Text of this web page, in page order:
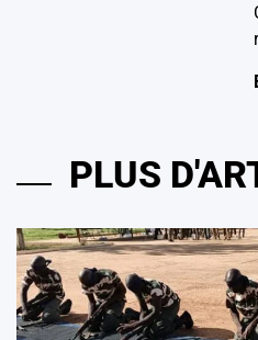
PLUS